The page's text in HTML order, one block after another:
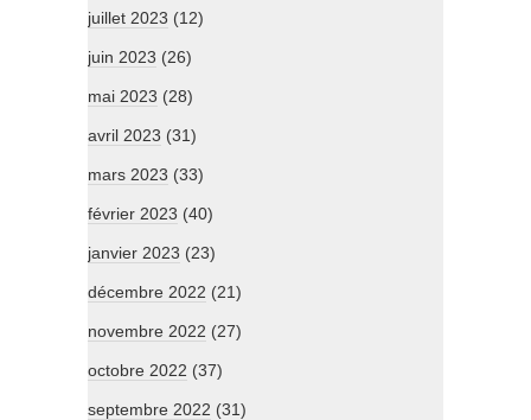
juillet 2023 (12)
juin 2023 (26)
mai 2023 (28)
avril 2023 (31)
mars 2023 (33)
février 2023 (40)
janvier 2023 (23)
décembre 2022 (21)
novembre 2022 (27)
octobre 2022 (37)
septembre 2022 (31)